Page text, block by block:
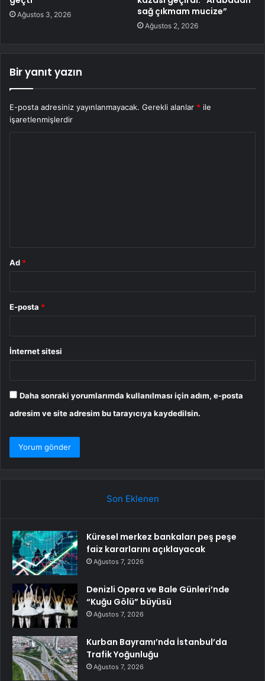
Ağustos 3, 2026
sağ çıkmam mucize”
Ağustos 2, 2026
Bir yanıt yazın
E-posta adresiniz yayınlanmayacak. Gerekli alanlar * ile
işaretlenmişlerdir
Ad *
E-posta *
İnternet sitesi
Daha sonraki yorumlarımda kullanılması için adım, e-posta
adresim ve site adresim bu tarayıcıya kaydedilsin.
Son Eklenen
Küresel merkez bankaları peş peşe
faiz kararlarını açıklayacak
Ağustos 7, 2026
Denizli Opera ve Bale Günleri’nde
“Kuğu Gölü” büyüsü
Ağustos 7, 2026
Kurban Bayramı’nda İstanbul’da
Trafik Yoğunluğu
Ağustos 7, 2026